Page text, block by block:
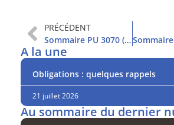
PRÉCÉDENT
Sommaire PU 3070 (7/11/2023)
A la une
Obligations : quelques rappels
21 juillet 2026
Au sommaire du dernier